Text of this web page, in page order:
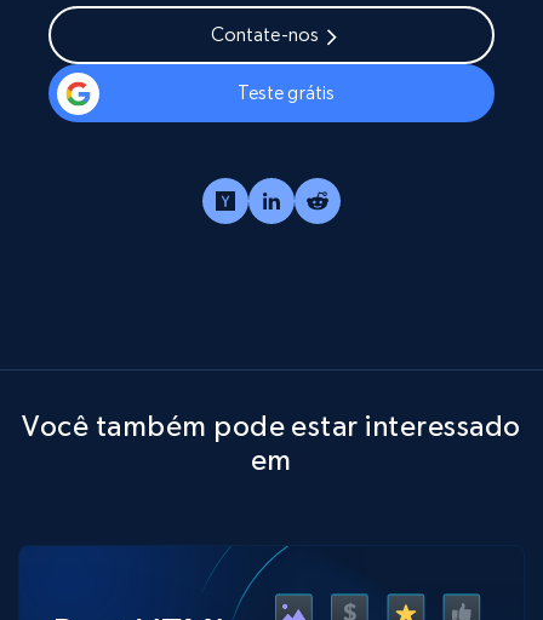
Contate-nos
Teste grátis
Você também pode estar interessado
em